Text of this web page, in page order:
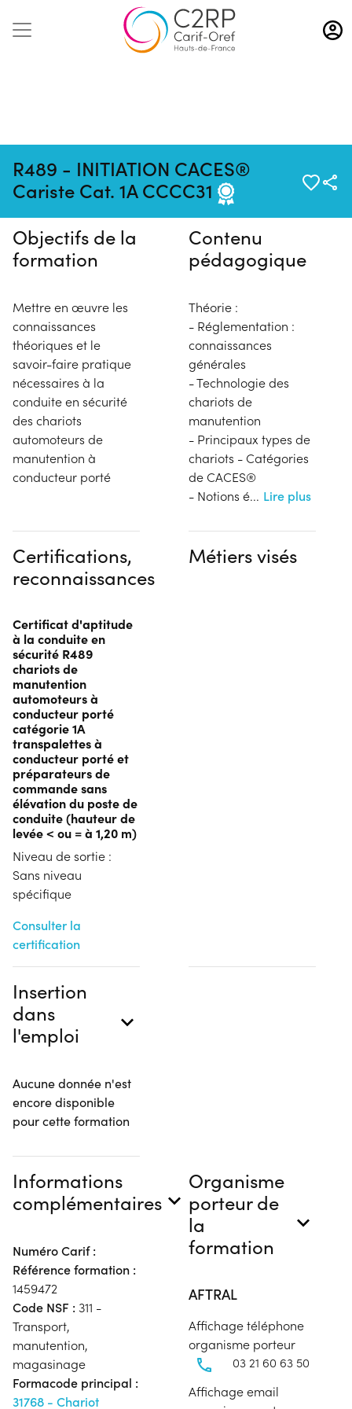
Aller
au
contenu
R489 - INITIATION CACES®
Cariste Cat. 1A CCCC31
Pas de session programmée en
ce moment
Objectifs de la
formation
Mettre en œuvre les
connaissances
théoriques et le
savoir-faire pratique
nécessaires à la
conduite en sécurité
des chariots
automoteurs de
manutention à
conducteur porté
Contenu
pédagogique
Théorie :
- Réglementation :
connaissances
générales
- Technologie des
chariots de
manutention
- Principaux types de
chariots - Catégories
de CACES®
- Notions é... Lire plus
Certifications,
reconnaissances
Certificat d'aptitude
à la conduite en
sécurité R489
chariots de
manutention
automoteurs à
conducteur porté
catégorie 1A
transpalettes à
conducteur porté et
préparateurs de
commande sans
élévation du poste de
conduite (hauteur de
levée < ou = à 1,20 m)
Niveau de sortie :
Sans niveau
spécifique
Consulter la
certification
Métiers visés
Insertion
dans
l'emploi
Aucune donnée n'est
encore disponible
pour cette formation
Informations
complémentaires
Numéro Carif :
Référence formation :
1459472
Code NSF : 311 -
Transport,
manutention,
magasinage
Formacode principal :
31768 - Chariot
Organisme
porteur de
la
formation
AFTRAL
Affichage téléphone
organisme porteur
03 21 60 63 50
Affichage email